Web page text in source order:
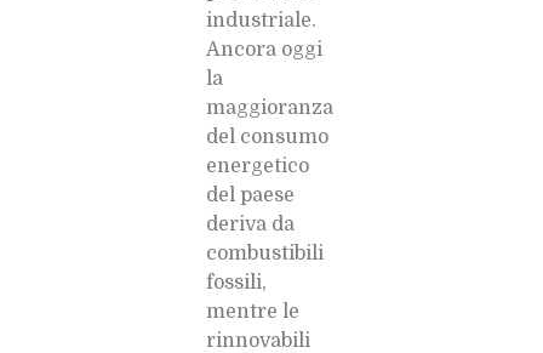
industriale.
Ancora oggi
la
maggioranza
del consumo
energetico
del paese
deriva da
combustibili
fossili,
mentre le
rinnovabili